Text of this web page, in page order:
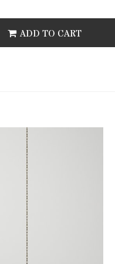
ADD TO CART